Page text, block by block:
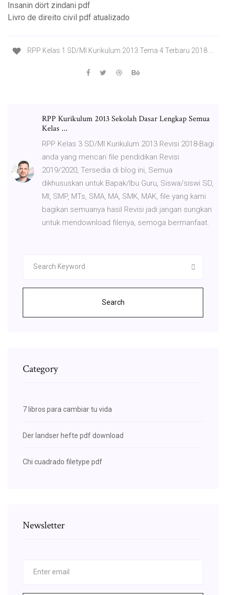
Insanin dört zindani pdf
Livro de direito civil pdf atualizado
RPP Kelas 1 SD/MI Kurikulum 2013 Tema 4 Terbaru 2018 ...
RPP Kurikulum 2013 Sekolah Dasar Lengkap Semua
Kelas ...
RPP Kelas 3 SD/MI Kurikulum 2013 Revisi 2018-Bagi
anda yang mencari file pendidikan Revisi
2019/2020, Tersedia di blog ini, Semua
dikhususkan untuk Bapak/Ibu Guru, Siswa/siswi SD,
MI, SMP, MTs, SMA, MA, SMK, MAK, file yang kami
bagikan semuanya hasil Revisi jadi jangan sungkan
untuk mendownload filenya, semoga bermanfaat.
Search
Category
7 libros para cambiar tu vida
Der landser hefte pdf download
Chi cuadrado filetype pdf
Newsletter